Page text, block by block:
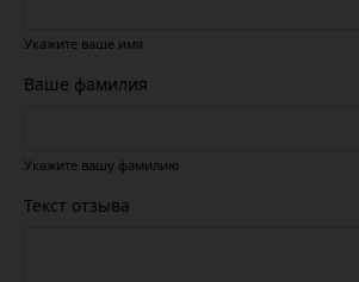
Укажите ваше имя
Ваше фамилия
Укажите вашу фамилию
Текст отзыва